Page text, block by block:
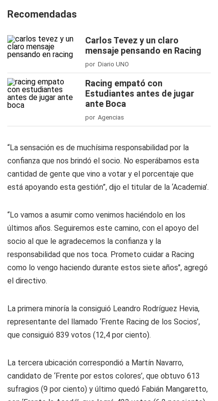
Recomendadas
Carlos Tevez y un claro
mensaje pensando en Racing
por Diario UNO
Racing empató con
Estudiantes antes de jugar
ante Boca
por Agencias
“La sensación es de muchísima responsabilidad por la
confianza que nos brindó el socio. No esperábamos esta
cantidad de gente que vino a votar y el porcentaje que
está apoyando esta gestión”, dijo el titular de la ‘Academia’.
“Lo vamos a asumir como venimos haciéndolo en los
últimos años. Seguiremos este camino, con el apoyo del
socio al que le agradecemos la confianza y la
responsabilidad que nos toca. Prometo cuidar a Racing
como lo vengo haciendo durante estos siete años", agregó
el directivo.
La primera minoría la consiguió Leandro Rodríguez Hevia,
representante del llamado ‘Frente Racing de los Socios’,
que consiguió 839 votos (12,4 por ciento).
La tercera ubicación correspondió a Martín Navarro,
candidato de ‘Frente por estos colores’, que obtuvo 613
sufragios (9 por ciento) y último quedó Fabián Mangaretto,